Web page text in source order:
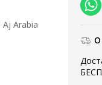
О
Arabia